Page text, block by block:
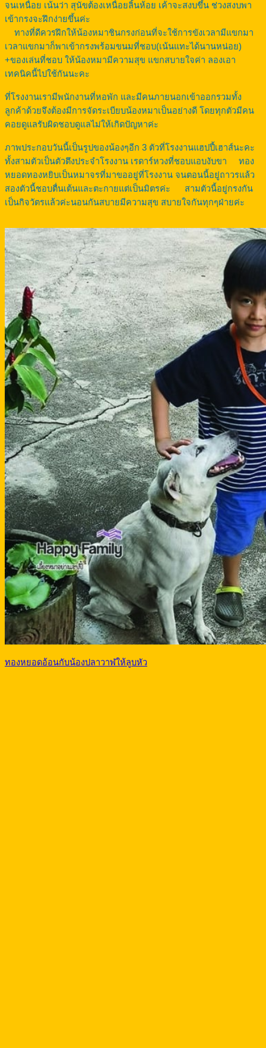
จนเหนื่อย เน้นว่า สุนัขต้องเหนื่อยลิ้นห้อย เค้าจะสงบขึ้น ช่วงสงบพา
เข้ากรงจะฝึกง่ายขึ้นค่ะ
ทางที่ดีควรฝึกให้น้องหมาชินกรงก่อนที่จะใช้การขังเวลามีแขกมา
เวลาแขกมาก็พาเข้ากรงพร้อมขนมที่ชอบ(เน้นแทะได้นานหน่อย)
+ของเล่นที่ชอบ ให้น้องหมามีความสุข แขกสบายใจค่า ลองเอา
เทคนิคนี้ไปใช้กันนะคะ
ที่โรงงานเรามีพนักงานที่หอพัก และมีคนภายนอกเข้าออกรวมทั้ง
ลูกค้าด้วยจึงต้องมีการจัดระเบียบน้องหมาเป็นอย่างดี โดยทุกตัวมีคน
คอยดูแลรับผิดชอบดูแลไม่ให้เกิดปัญหาค่ะ
ภาพประกอบวันนี้เป็นรูปของน้องๆอีก 3 ตัวที่โรงงานแฮปปี้เฮาส์นะคะ
ทั้งสามตัวเป็นตัวตึงประจำโรงงาน เรดาร์หวงที่ชอบแอบงับขา
ทอง
หยอดทองหยิบเป็นหมาจรที่มาขออยู่ที่โรงงาน จนตอนนี้อยู่ถาวรแล้ว
สองตัวนี้ชอบตื่นเต้นและตะกายแต่เป็นมิตรค่ะ
สามตัวนี้อยู่กรงกัน
เป็นกิจวัตรแล้วค่ะนอนกันสบายมีความสุข สบายใจกันทุกๆฝ่ายค่ะ
ทองหยอดอ้อนกับน้องปลาวาฬให้ลูบหัว